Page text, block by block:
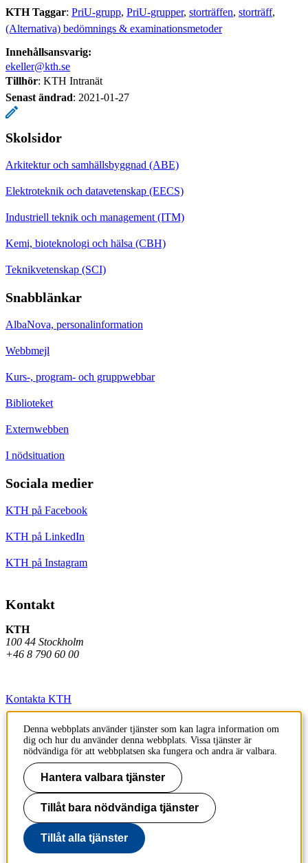
KTH Taggar: PriU-grupp PriU-grupper storträffen storträff
(Alternativa) bedömnings & examinationsmetoder
Innehållsansvarig:
ekeller@kth.se
Tillhör: KTH Intranät
Senast ändrad: 2021-01-27
Skolsidor
Arkitektur och samhällsbyggnad (ABE)
Elektroteknik och datavetenskap (EECS)
Industriell teknik och management (ITM)
Kemi, bioteknologi och hälsa (CBH)
Teknikvetenskap (SCI)
Snabblänkar
AlbaNova, personalinformation
Webbmejl
Kurs-, program- och gruppwebbar
Biblioteket
Externwebben
I nödsituation
Sociala medier
KTH på Facebook
KTH på LinkedIn
KTH på Instagram
Kontakt
KTH
100 44 Stockholm
+46 8 790 60 00
Kontakta KTH
Jobba på KTH
Press och media
Faktura och betalning KTH
Om KTH:s webbplatser
Tillgänglighetsredogörelse
Denna webbplats använder tjänster som kan lagra information om
dig och hur du använder denna webbplats. Vissa tjänster är
nödvändiga för att webbplatsen ska fungera och andra är valbara.
Hantera valbara tjänster
Tillåt bara nödvändiga tjänster
Tillåt alla tjänster